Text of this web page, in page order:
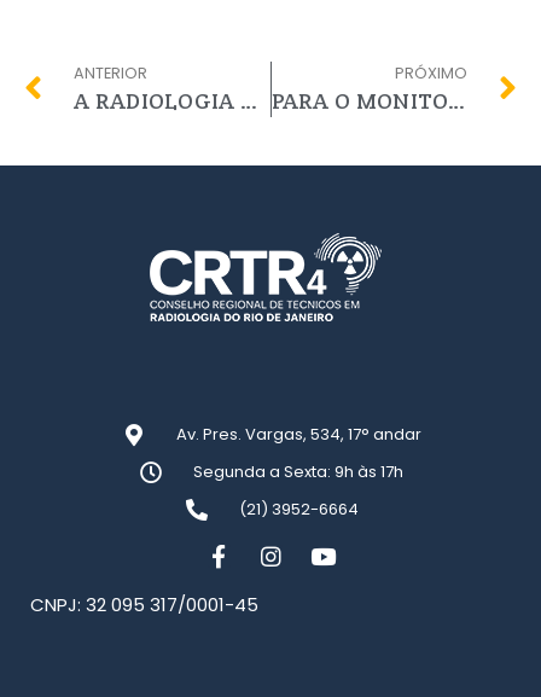
ANTERIOR
A RADIOLOGIA MUDOU A MINHA VIDA
PRÓXIMO
PARA O MONITORAMENTO DOS CASOS DE COVID-19, AOS SATRs
Av. Pres. Vargas, 534, 17° andar
Segunda a Sexta: 9h às 17h
(21) 3952-6664
CNPJ: 32 095 317/0001-45